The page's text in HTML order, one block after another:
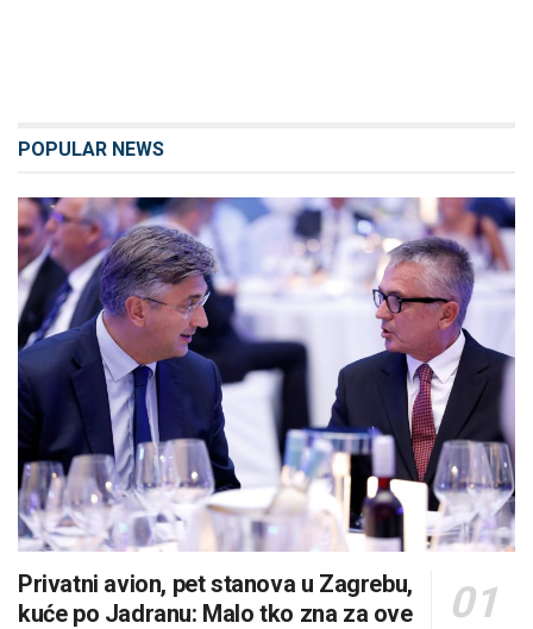
POPULAR NEWS
Privatni avion, pet stanova u Zagrebu,
kuće po Jadranu: Malo tko zna za ove